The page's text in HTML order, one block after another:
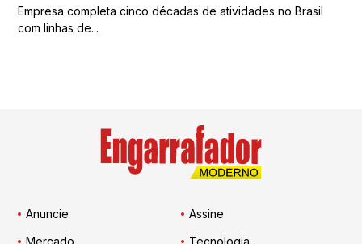
Empresa completa cinco décadas de atividades no Brasil
com linhas de...
Anuncie
Assine
Mercado
Tecnologia